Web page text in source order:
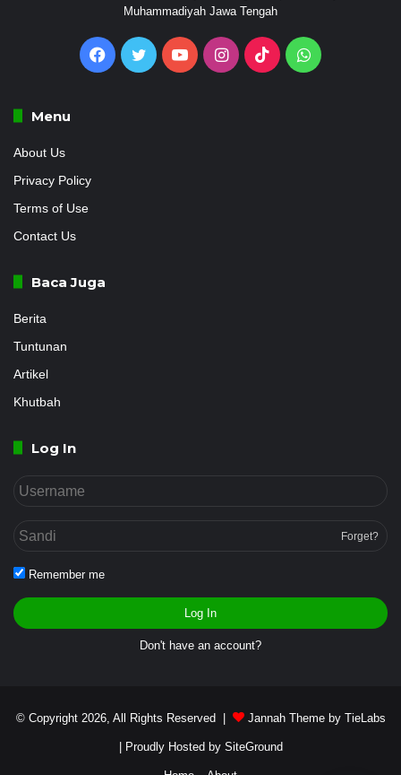
Muhammadiyah Jawa Tengah
Facebook
Twitter YouTubeInstagram
TikTokWhatsApp
Menu
About Us
Privacy Policy
Terms of Use
Contact Us
Baca Juga
Berita
Tuntunan
Artikel
Khutbah
Log In
Forget?
Remember me
Log In
Don't have an account?
© Copyright 2026, All Rights Reserved | Jannah Theme by TieLabs
| Proudly Hosted by SiteGround